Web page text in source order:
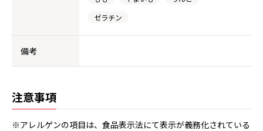
ゼラチン
備考
注意事項
※アレルゲンの項目は、食品表示法にて表示が義務化されている